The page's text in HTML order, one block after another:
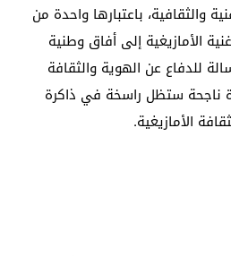
والثقافية، باعتبارها واحدة من
الأمازيغية إلى أفاق وطنية
للدفاع عن الهوية والثقافة
ناجحة ستظل راسخة في ذاكرة
الأمازيغية.